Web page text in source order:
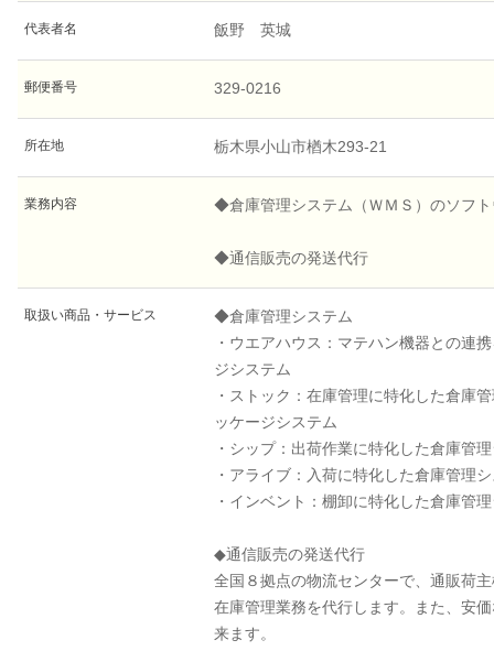
代表者名 飯野 英城
郵便番号 329-0216
所在地 栃木県小山市楢木293-21
業務内容 ◆倉庫管理システム（ＷＭＳ）のソフ
◆通信販売の発送代行
取扱い商品・サービス
◆倉庫管理システム
・ウエアハウス：マテハン機器との連
ジシステム
・ストック：在庫管理に特化した倉庫
ッケージシステム
・シップ：出荷作業に特化した倉庫管
・アライブ：入荷に特化した倉庫管理
・インベント：棚卸に特化した倉庫管
◆通信販売の発送代行
全国８拠点の物流センターで、通販荷
在庫管理業務を代行します。また、安
来ます。